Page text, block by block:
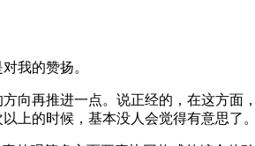
我的赞扬。
向再推进一点。说正经的，在这方
上的时候，基本没人会觉得有意思了。